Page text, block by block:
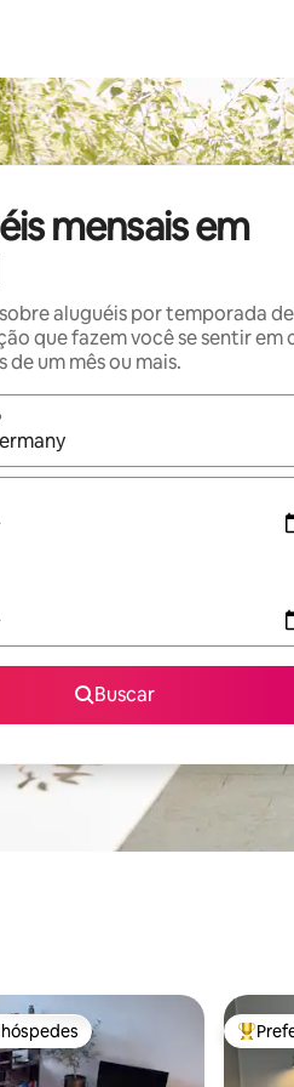
mensais em
aluguéis por temporada de
que fazem você se sentir em
de um mês ou mais.
resultados estiverem disponíveis,
Buscar
preferidos dos hóspedes Entre